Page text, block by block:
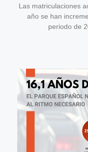
Las matriculaciones
año se han
periodo de